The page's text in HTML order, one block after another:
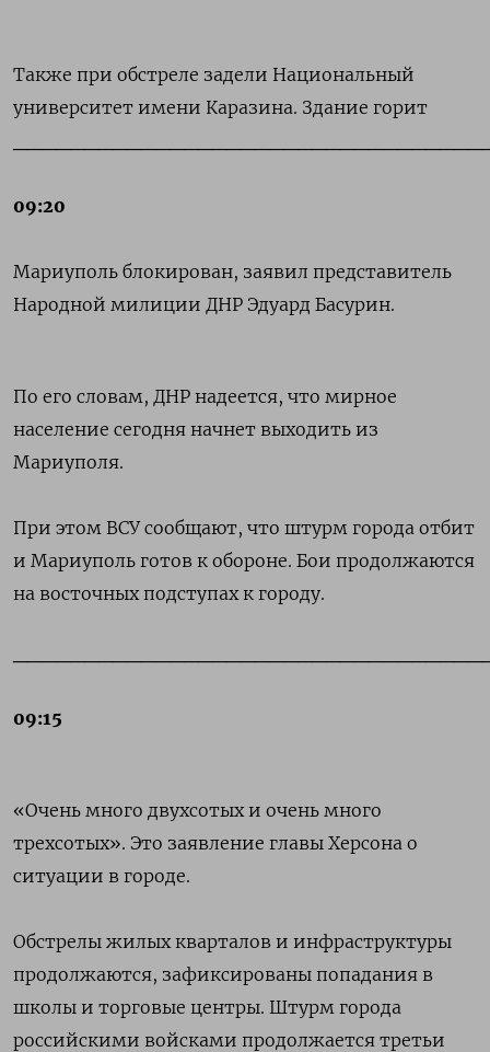
Также при обстреле задели Национальный
университет имени Каразина. Здание горит
09:20
Мариуполь блокирован, заявил представитель
Народной милиции ДНР Эдуард Басурин.
По его словам, ДНР надеется, что мирное
население сегодня начнет выходить из
Мариуполя.
При этом ВСУ сообщают, что штурм города отбит
и Мариуполь готов к обороне. Бои продолжаются
на восточных подступах к городу.
09:15
«Очень много двухсотых и очень много
трехсотых». Это заявление главы Херсона о
ситуации в городе.
Обстрелы жилых кварталов и инфраструктуры
продолжаются, зафиксированы попадания в
школы и торговые центры. Штурм города
российскими войсками продолжается третьи